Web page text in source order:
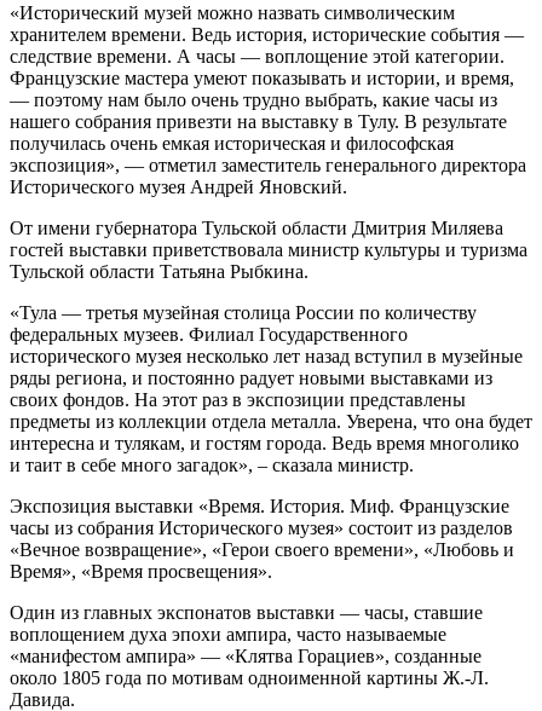
«Исторический музей можно назвать символическим
хранителем времени. Ведь история, исторические события —
следствие времени. А часы — воплощение этой категории.
Французские мастера умеют показывать и истории, и время,
— поэтому нам было очень трудно выбрать, какие часы из
нашего собрания привезти на выставку в Тулу. В результате
получилась очень емкая историческая и философская
экспозиция», — отметил заместитель генерального директора
Исторического музея Андрей Яновский.
От имени губернатора Тульской области Дмитрия Миляева
гостей выставки приветствовала министр культуры и туризма
Тульской области Татьяна Рыбкина.
«Тула — третья музейная столица России по количеству
федеральных музеев. Филиал Государственного
исторического музея несколько лет назад вступил в музейные
ряды региона, и постоянно радует новыми выставками из
своих фондов. На этот раз в экспозиции представлены
предметы из коллекции отдела металла. Уверена, что она будет
интересна и тулякам, и гостям города. Ведь время многолико
и таит в себе много загадок», – сказала министр.
Экспозиция выставки «Время. История. Миф. Французские
часы из собрания Исторического музея» состоит из разделов
«Вечное возвращение», «Герои своего времени», «Любовь и
Время», «Время просвещения».
Один из главных экспонатов выставки — часы, ставшие
воплощением духа эпохи ампира, часто называемые
«манифестом ампира» — «Клятва Горациев», созданные
около 1805 года по мотивам одноименной картины Ж.-Л.
Давида.